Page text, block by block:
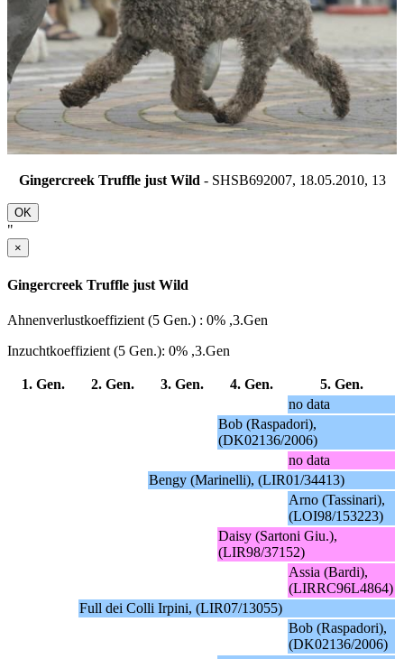
Gingercreek Truffle just Wild - SHSB692007, 18.05.2010, 13
OK
"
×
Gingercreek Truffle just Wild
Ahnenverlustkoeffizient (5 Gen.) : 0% ,3.Gen
Inzuchtkoeffizient (5 Gen.): 0% ,3.Gen
1. Gen. 2. Gen. 3. Gen. 4. Gen.
5. Gen.
no data
Bob (Raspadori),
(DK02136/2006)
no data
Bengy (Marinelli), (LIR01/34413)
Arno (Tassinari),
(LOI98/153223)
Daisy (Sartoni Giu.),
(LIR98/37152)
Assia (Bardi),
(LIRRC96L4864)
Full dei Colli Irpini, (LIR07/13055)
Bob (Raspadori),
(DK02136/2006)